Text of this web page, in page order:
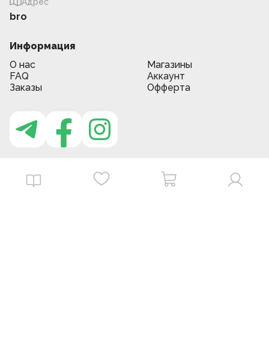
bro
Информация
О нас
Магазины
FAQ
Аккаунт
Заказы
Офферта
Приложение MBG store